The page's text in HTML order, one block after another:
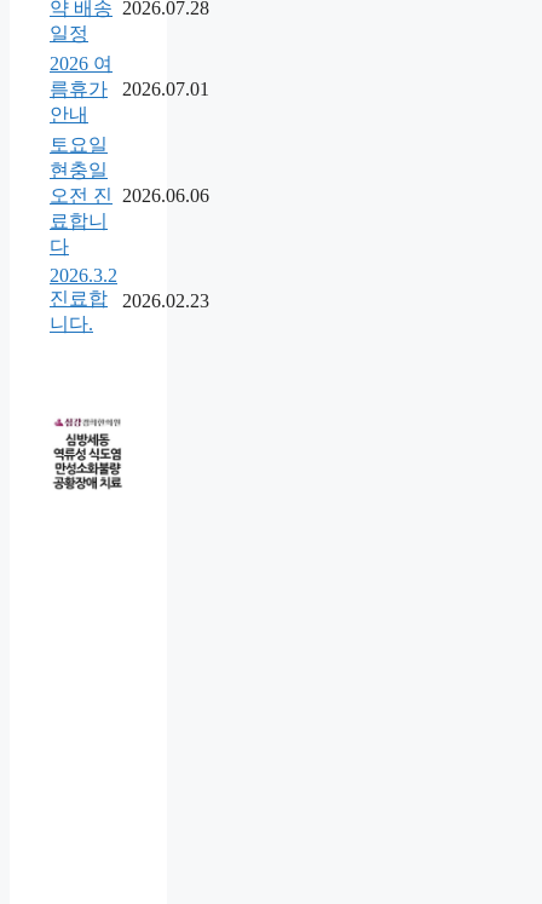
약 배송
일정
2026.07.28
2026 여
름휴가
안내
2026.07.01
토요일
현충일
오전 진
료합니
다
2026.06.06
2026.3.2
진료합
니다.
2026.02.23